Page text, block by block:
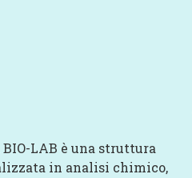
LAB è una struttura
in analisi chimico,